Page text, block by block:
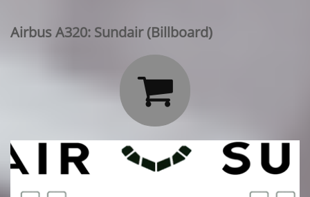
Airbus A320: Sundair (Billboard)
